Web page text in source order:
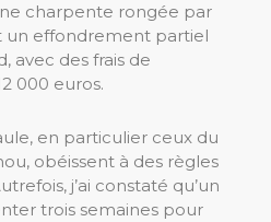
charpente rongée par
un effondrement partiel
avec des frais de
000 euros.
en particulier ceux du
obéissent à des règles
j’ai constaté qu’un
trois semaines pour